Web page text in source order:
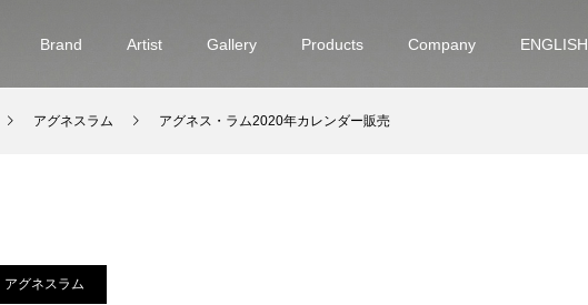
Brand Artist Gallery Products Company ENGLISH
アグネスラム アグネス・ラム2020年カレンダー販売
アグネスラム